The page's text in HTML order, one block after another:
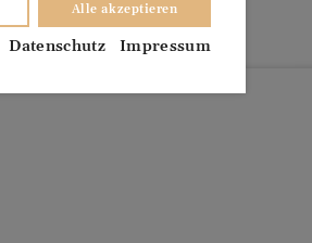
Alle akzeptieren
Datenschutz Impressum